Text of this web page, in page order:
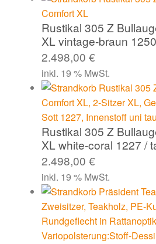
Rustikal 305 Z
XL vintage-braun
2.498,00 €
inkl. 19 % MwSt.
Rustikal 305 Z
XL white-coral 1227 /
2.498,00 €
inkl. 19 % MwSt.